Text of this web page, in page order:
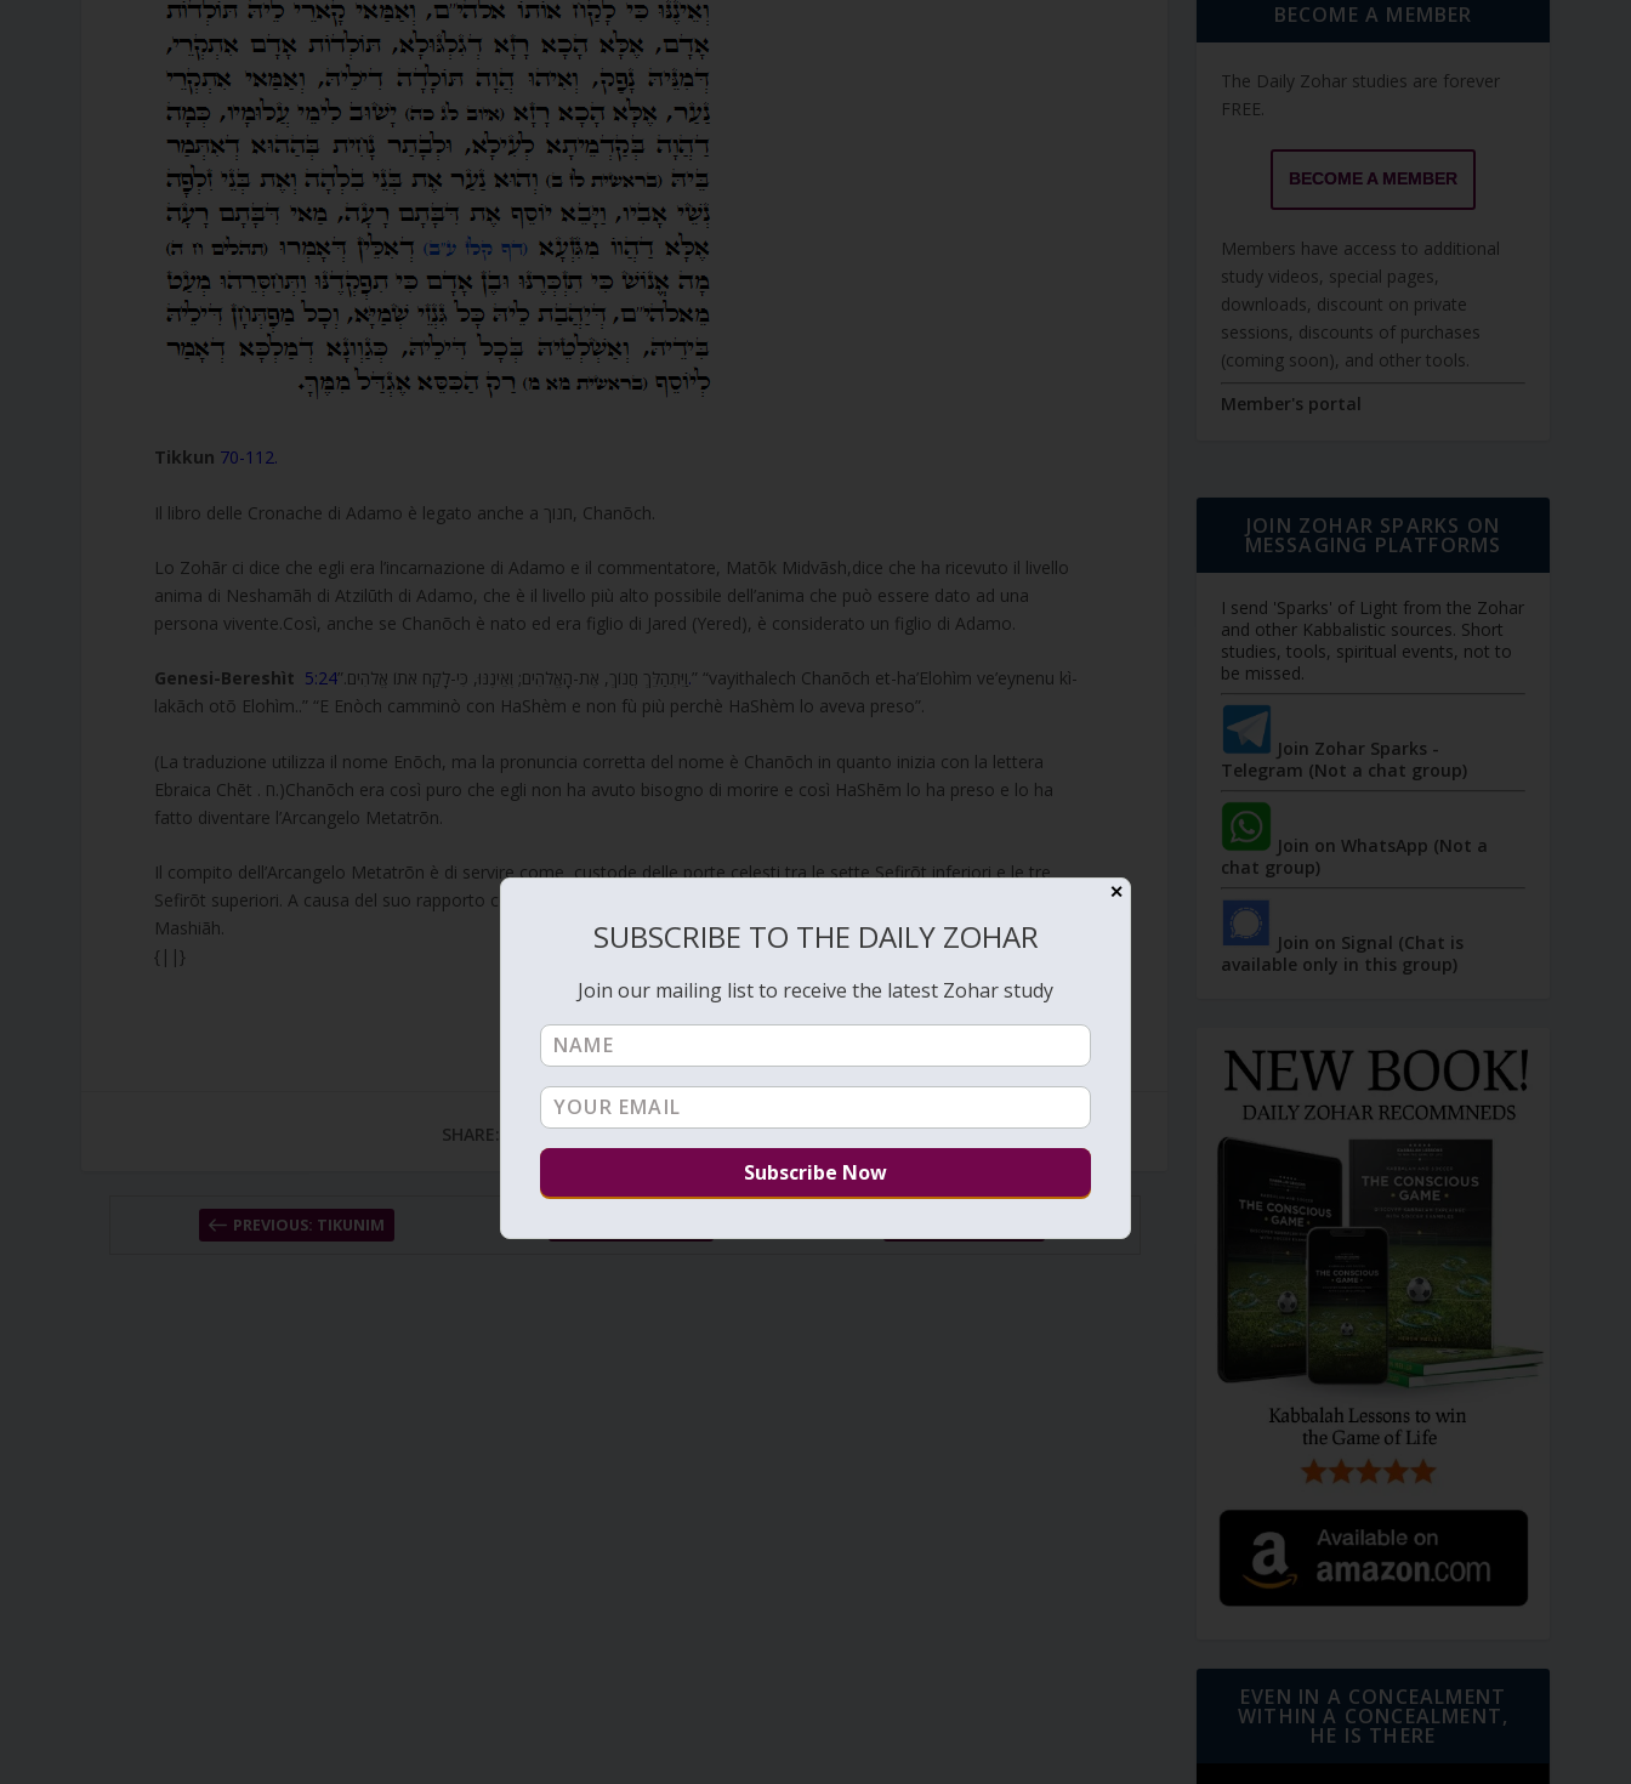
Tikkun 70-112.
Il libro delle Cronache di Adamo è legato anche a חנוך, Chanõch.
Lo Zohãr ci dice che egli era l’incarnazione di Adamo e il commentatore, Matõk Midvãsh,dice che ha ricevuto il livello
anima di Neshamãh di Atzilūth di Adamo, che è il livello più alto possibile dell’anima che può essere dato ad una
persona vivente.Così, anche se Chanõch è nato ed era figlio di Jared (Yered), è considerato un figlio di Adamo.
Genesi-Bereshìt וַיִּתְהַלֵּךְ חֲנוֹךְ, אֶת-הָאֱלֹהִים; וְאֵינֶנּוּ, כִּי-לָקַח אֹתוֹ אֱלֹהִים.”5:24.” “vayithalech Chanõch et-ha’Elohìm ve’eynenu kì-
lakãch otõ Elohìm..” “E Enòch camminò con HaShèm e non fù più perchè HaShèm lo aveva preso”.
(La traduzione utilizza il nome Enõch, ma la pronuncia corretta del nome è Chanõch in quanto inizia con la lettera
Ebraica Chēt . ח.)Chanõch era così puro che egli non ha avuto bisogno di morire e così HaShēm lo ha preso e lo ha
fatto diventare l’Arcangelo Metatrõn.
Il compito dell’Arcangelo Metatrõn è di servire come custode delle porte celesti tra le sette Sefirõt inferiori e le tre
Sefirõt superiori. A causa del suo rapporto con Moshè, Metatrõn aiuterà Moshè nel il processo di “portare giū” il
Mashiãh.
{||}
SHARE:
PREVIOUS: TIKUNIM
BECOME A MEMBER
The Daily Zohar studies are forever
FREE.
BECOME A MEMBER
Members have access to additional
study videos, special pages,
downloads, discount on private
sessions, discounts of purchases
(coming soon), and other tools.
Member's portal
JOIN ZOHAR SPARKS ON
MESSAGING PLATFORMS
I send 'Sparks' of Light from the Zohar
and other Kabbalistic sources. Short
studies, tools, spiritual events, not to
be missed.
Join Zohar Sparks -
Telegram (Not a chat group)
Join on WhatsApp (Not a
chat group)
Join on Signal (Chat is
available only in this group)
EVEN IN A CONCEALMENT
WITHIN A CONCEALMENT,
HE IS THERE
✕
SUBSCRIBE TO THE DAILY ZOHAR
Join our mailing list to receive the latest Zohar study